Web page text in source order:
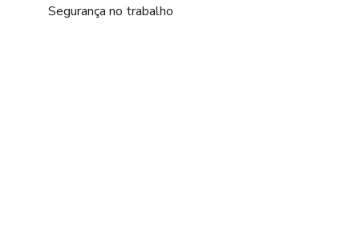
Segurança no trabalho